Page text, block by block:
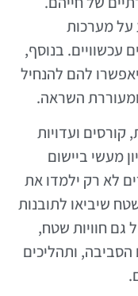
על מערכות
עכשוויים. בנוסף,
להם להנחיל
השראה.
קורסים ועדויות
מעשי ביישום
לא רק ילמדו את
שיביאו לתובנות
גם חוויות שטח,
ותהליכים